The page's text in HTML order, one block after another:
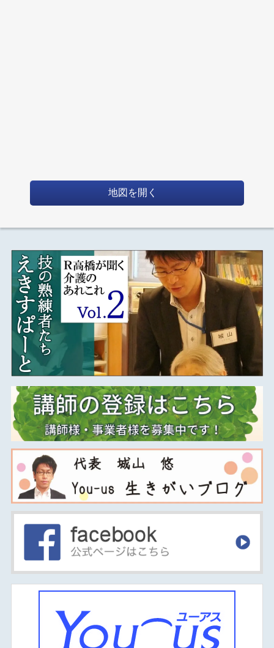
地図を開く